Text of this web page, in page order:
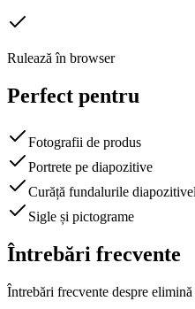
Rulează în browser
Perfect pentru
Fotografii de produs
Portrete pe diapozitive
Curăță fundalurile
Sigle și pictograme
Întrebări frecvente
Întrebări frecvente despre